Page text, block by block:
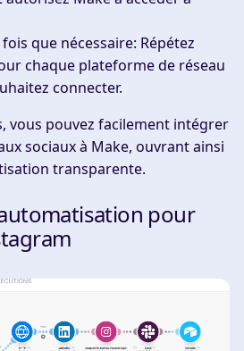
que nécessaire: Répétez
chaque plateforme de réseau
connecter.
vous pouvez facilement intégrer
sociaux à Make, ouvrant ainsi
transparente.
pour